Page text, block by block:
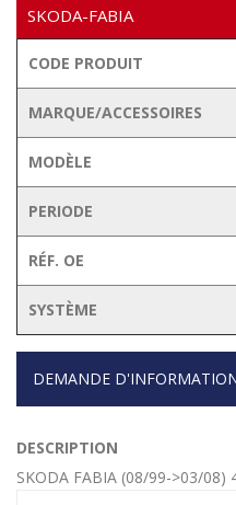
SKODA-FABIA
CODE PRODUIT
MARQUE/ACCESSOIRES
MODÈLE
PERIODE
RÉF. OE
SYSTÈME
DEMANDE
DESCRIPTION
SKODA FABIA (08/99->03/08)